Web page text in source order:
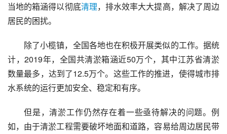
当地的箱涵得以彻底清理，排水效率大大提高，解决了周边
居民的困扰。
除了小榄镇，全国各地也在积极开展类似的工作。据统
计，2019年，全国共清淤箱涵近50万个，其中江苏省清淤
数量最多，达到了12.5万个。这些工作的推进，使得城市排
水系统的运行更加安全、稳定和有序。
但是，清淤工作仍然存在着一些亟待解决的问题。例
如，由于清淤工程需要破坏地面和道路，容易给周边居民带